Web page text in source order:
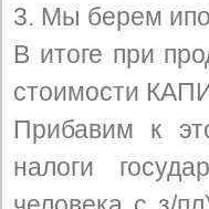
3. Мы берем
В итоге при
стоимости
Прибавим к
налоги